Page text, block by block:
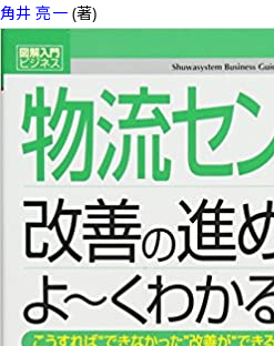
角井 亮一(著)